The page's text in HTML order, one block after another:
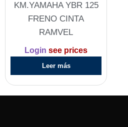
KM.YAMAHA YBR 125
FRENO CINTA
RAMVEL
Login see prices
Leer más